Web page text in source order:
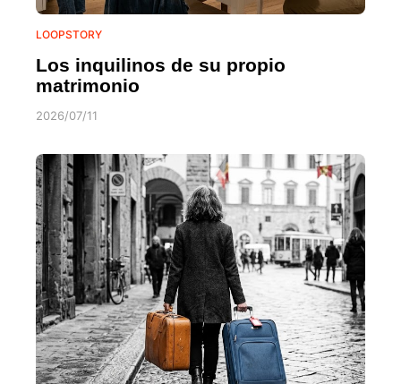
LOOPSTORY
Los inquilinos de su propio
matrimonio
2026/07/11